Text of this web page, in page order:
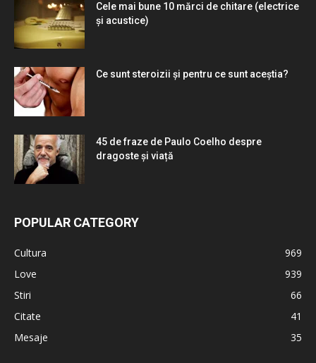
Cele mai bune 10 mărci de chitare (electrice
și acustice)
Ce sunt steroizii și pentru ce sunt aceștia?
45 de fraze de Paulo Coelho despre
dragoste și viață
POPULAR CATEGORY
Cultura
969
Love
939
Stiri
66
Citate
41
Mesaje
35